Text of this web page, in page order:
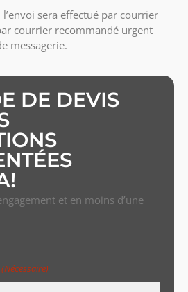
l’envoi sera effectué par courrier
courrier recommandé urgent
messagerie.
DE DEVIS
et en moins d’une
(Nécessaire)